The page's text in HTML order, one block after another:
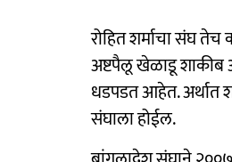
रोहित शर्माचा संघ
अष्टपैलू खेळाडू शाकीब
धडपडत आहेत. अर्थात
संघाला होईल.